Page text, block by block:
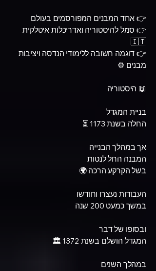
👉 אחד המבנים המפורסמים בעולם
👉 סמל להיסטוריה ואדריכלות איטלקית
🇮🇹
👉 דוגמה חשובה ללימודי הנדסה ויציבות
מבנים ⚙️
📖 היסטוריה
בניית המגדל
החלה בשנת 1173 ⏳
אך במהלך הבנייה
המבנה החל לנטות
בשל הקרקע הרכה 🌍
העבודות נעצרו וחודשו
במשך כמעט 200 שנה
ובסופו של דבר
המגדל הושלם בשנת 1372 🏛️
במהלך השנים